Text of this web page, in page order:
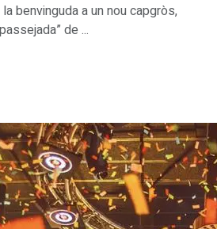
benvinguda a un nou capgròs,
de ...